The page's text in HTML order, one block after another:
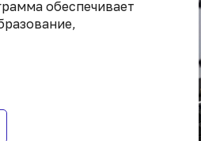
обеспечивает